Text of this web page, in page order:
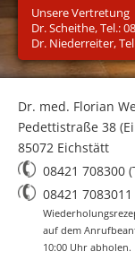
Unsere Vertretung
Dr. Scheithe, Tel.:
Dr. Niederreiter,
Dr. med. Florian
Pedettistraße 38
85072 Eichstätt
08421 708300
08421
auf dem
10:00 Uhr abholen.